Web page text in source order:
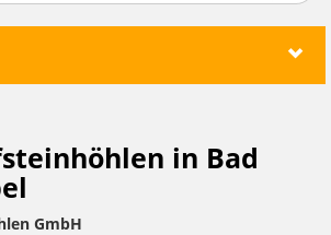
in Bad
GmbH